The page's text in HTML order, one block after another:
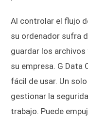
Al controlar el flujo
su ordenador sufra
guardar los
su empresa. G Data
fácil de usar. Un
gestionar la
trabajo. Puede